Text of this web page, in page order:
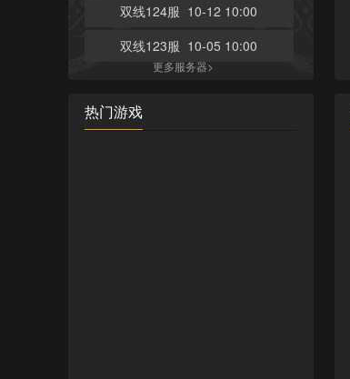
双线124服 10-12 10:00
双线123服 10-05 10:00
更多服务器>
热门游戏